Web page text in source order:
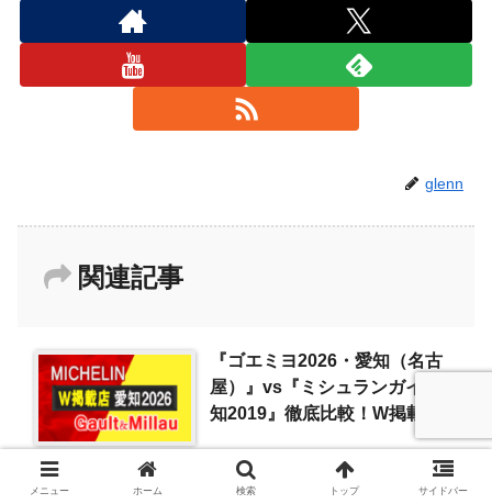
glenn
関連記事
『ゴエミヨ2026・愛知（名古
屋）』vs『ミシュランガイド愛
知2019』徹底比較！W掲載店
メニュー ホーム 検索 トップ サイドバー